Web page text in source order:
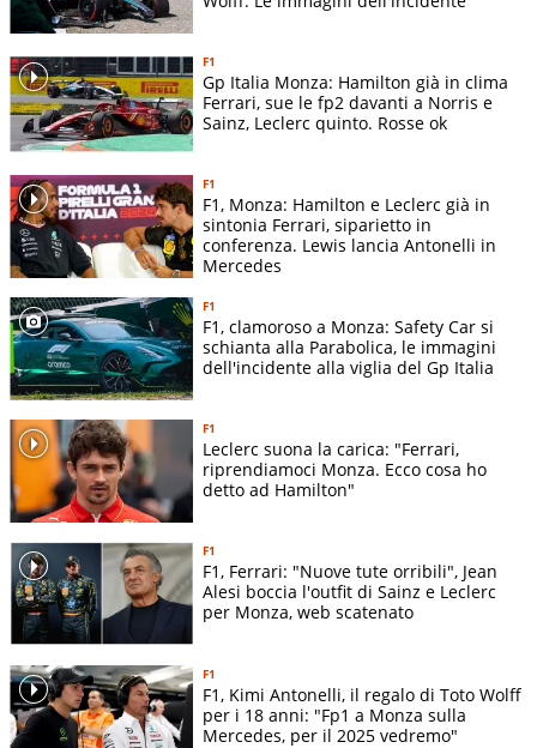
F1
Gp Italia Monza: Hamilton già in clima
Ferrari, sue le fp2 davanti a Norris e
Sainz, Leclerc quinto. Rosse ok
F1
F1, Monza: Hamilton e Leclerc già in
sintonia Ferrari, siparietto in
conferenza. Lewis lancia Antonelli in
Mercedes
F1
F1, clamoroso a Monza: Safety Car si
schianta alla Parabolica, le immagini
dell'incidente alla viglia del Gp Italia
F1
Leclerc suona la carica: "Ferrari,
riprendiamoci Monza. Ecco cosa ho
detto ad Hamilton"
F1
F1, Ferrari: "Nuove tute orribili", Jean
Alesi boccia l'outfit di Sainz e Leclerc
per Monza, web scatenato
F1
F1, Kimi Antonelli, il regalo di Toto Wolff
per i 18 anni: "Fp1 a Monza sulla
Mercedes, per il 2025 vedremo"